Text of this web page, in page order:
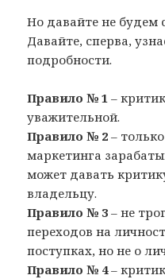
Но давайте не будем
Давайте, сперва,
подробности.
Правило № 1 –
уважительной.
Правило № 2 –
маркетинга
может давать
владельцу.
Правило № 3 – не
переходов на
поступках, но не о
Правило № 4–